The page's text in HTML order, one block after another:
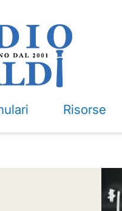
Risorse